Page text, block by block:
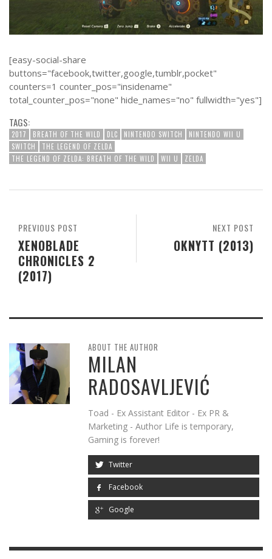
[easy-social-share
buttons="facebook,twitter,google,tumblr,pocket"
counters=1 counter_pos="insidename"
total_counter_pos="none" hide_names="no" fullwidth="yes"]
TAGS:
2017 BREATH OF THE WILD DLC NINTENDO SWITCH
NINTENDO WII U
SWITCH
THE LEGEND OF ZELDA
THE LEGEND OF ZELDA: BREATH OF THE WILD
WII U ZELDA
NEXT POST
OKNYTT (2013)
PREVIOUS POST
XENOBLADE
CHRONICLES 2
(2017)
ABOUT THE AUTHOR
MILAN
RADOSAVLJEVIĆ
Toad - Ex Assistant Editor - Ex PR &
Marketing - Author Life is temporary,
Gaming is forever!
Twitter
Facebook
Google